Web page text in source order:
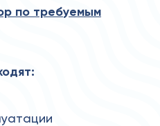
по требуемым